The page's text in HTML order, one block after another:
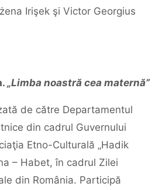
Irişek şi Victor Georgius
„Limba noastră cea maternă”
de către Departamentul
din cadrul Guvernului
Etno-Culturală „Hadik
– Habet, în cadrul Zilei
din România. Participă